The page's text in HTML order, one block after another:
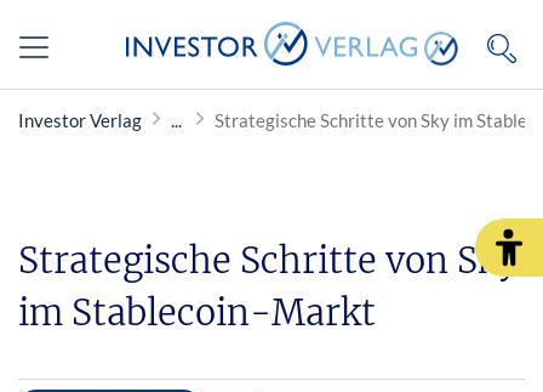
Investor Verlag Strategische Schritte von Sky im
Strategische Schritte von Sky
im Stablecoin-Markt